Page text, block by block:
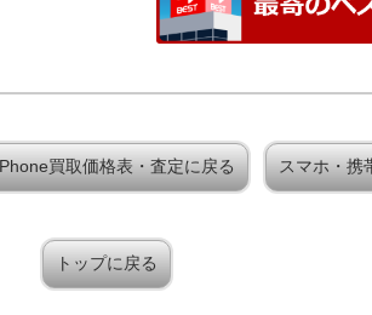
買取価格表・査定に戻る スマホ・携
トップに戻る